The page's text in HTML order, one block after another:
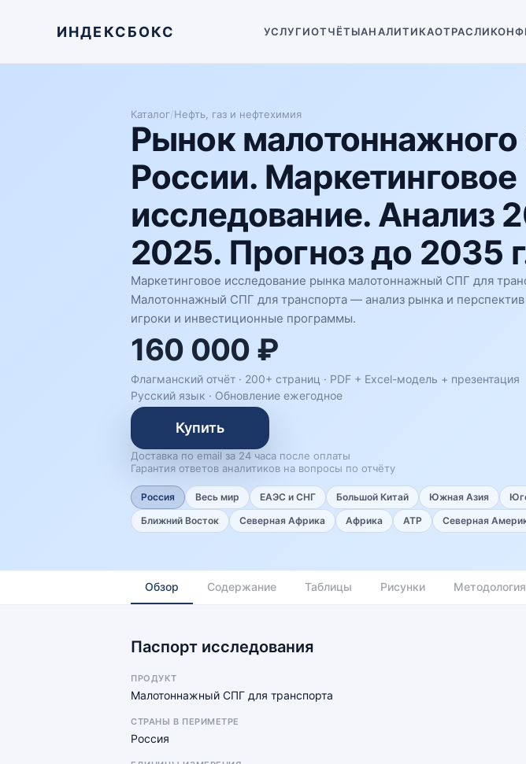
ИНДЕКСБОКС УСЛУГИОТЧЁТЫАНАЛИТИКАОТРАСЛИ
Каталог/Нефть, газ и нефтехимия
Рынок
России. Маркетинговое
исследование. Анализ
2025. Прогноз до 2035
Маркетинговое исследование рынка малотоннажный СПГ для
Малотоннажный СПГ для транспорта — анализ рынка и перспектив
игроки и инвестиционные программы.
160 000 ₽
Флагманский отчёт · 200+ страниц · PDF + Excel-модель + презентация
Русский язык · Обновление ежегодное
Купить
Доставка по email за 24 часа после оплаты
Гарантия ответов аналитиков на вопросы по отчёту
Россия Весь мир ЕАЭС и СНГ Большой Китай Южная Азия
Ближний Восток
Северная Африка Африка АТР Северная
Обзор Содержание Таблицы Рисунки Методология
Паспорт исследования
ПРОДУКТ
Малотоннажный СПГ для транспорта
СТРАНЫ В ПЕРИМЕТРЕ
Россия